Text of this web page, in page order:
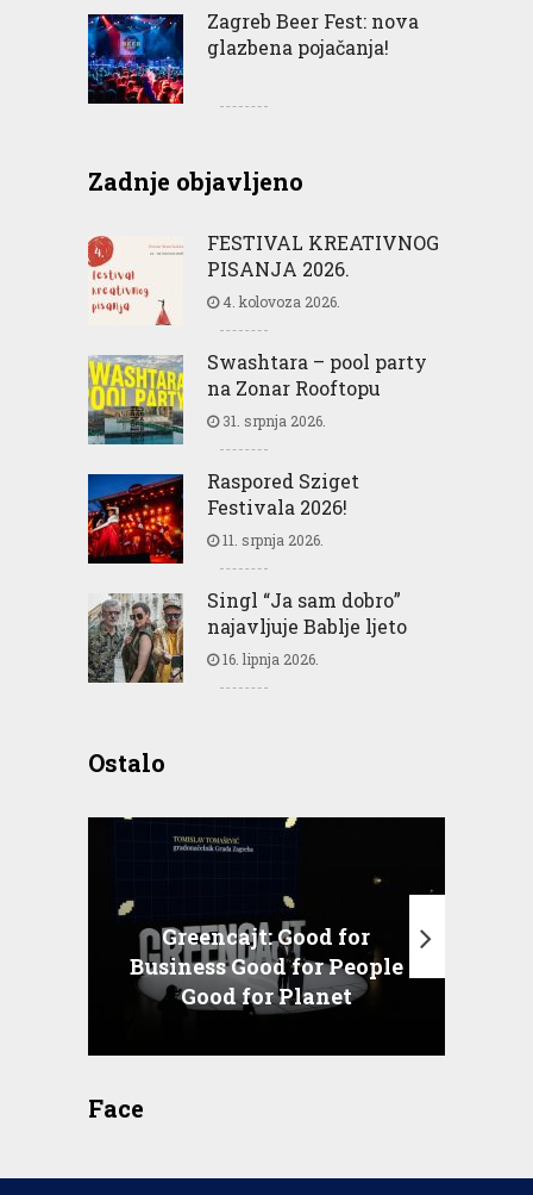
Zagreb Beer Fest: nova
glazbena pojačanja!
Zadnje objavljeno
FESTIVAL KREATIVNOG
PISANJA 2026.
4. kolovoza 2026.
Swashtara – pool party
na Zonar Rooftopu
31. srpnja 2026.
Raspored Sziget
Festivala 2026!
11. srpnja 2026.
Singl “Ja sam dobro”
najavljuje Bablje ljeto
16. lipnja 2026.
Ostalo
Greencajt: Good for
Business Good for People
Good for Planet
Face